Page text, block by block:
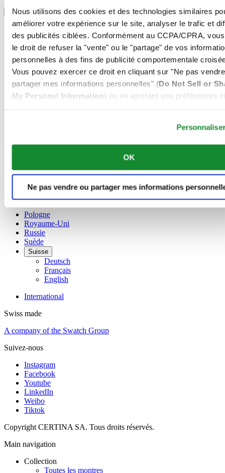
Nous utilisons des cookies et des technologies similaires
améliorer votre expérience sur le site, analyser le trafic et
des publicités ciblées. Conformément au CCPA/CPRA,
le droit de refuser la "vente" ou le "partage" de vos
personnelles à des fins de publicité comportementale
Vous pouvez exercer ce droit en cliquant sur "Ne pas
partager mes informations personnelles" (Do Not Sell or
My Personal Information) ou en ajustant vos préférences
OK
Ne pas vendre ou partager mes informations
Sélecteur de langue
Autriche
Belgique
Dutch
Chine
English
简体中文
English
Norvège
Pays-Bas
Pologne
Royaume-Uni
Russie
Suède
Suisse
Deutsch
Français
English
International
Swiss made
A company of the Swatch Group
Suivez-nous
Instagram
Facebook
Youtube
LinkedIn
Weibo
Tiktok
Copyright CERTINA SA. Tous droits réservés.
Main navigation
Collection
Toutes les montres